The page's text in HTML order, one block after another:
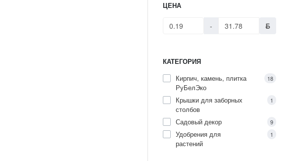
ЦЕНА
- ƃ
КАТЕГОРИЯ
Кирпич, камень, плитка
РуБелЭко
18
Крышки для заборных
столбов
1
Садовый декор 9
Удобрения для
растений
1